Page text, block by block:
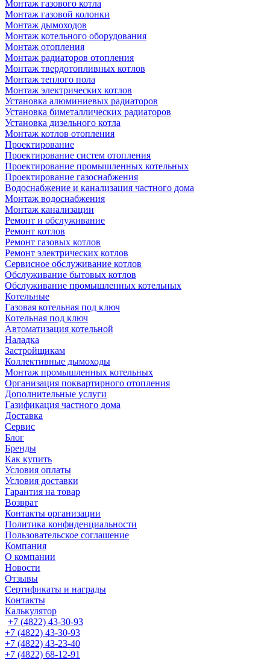
Монтаж газового котла
Монтаж газовой колонки
Монтаж дымоходов
Монтаж котельного оборудования
Монтаж отопления
Монтаж радиаторов отопления
Монтаж твердотопливных котлов
Монтаж теплого пола
Монтаж электрических котлов
Установка алюминиевых радиаторов
Установка биметаллических радиаторов
Установка дизельного котла
Монтаж котлов отопления
Проектирование
Проектирование систем отопления
Проектирование промышленных котельных
Проектирование газоснабжения
Водоснабжение и канализация частного дома
Монтаж водоснабжения
Монтаж канализации
Ремонт и обслуживание
Ремонт котлов
Ремонт газовых котлов
Ремонт электрических котлов
Сервисное обслуживание котлов
Обслуживание бытовых котлов
Обслуживание промышленных котельных
Котельные
Газовая котельная под ключ
Котельная под ключ
Автоматизация котельной
Наладка
Застройщикам
Коллективные дымоходы
Монтаж промышленных котельных
Организация поквартирного отопления
Дополнительные услуги
Газификация частного дома
Доставка
Сервис
Блог
Бренды
Как купить
Условия оплаты
Условия доставки
Гарантия на товар
Возврат
Контакты организации
Политика конфиденциальности
Пользовательское соглашение
Компания
О компании
Новости
Отзывы
Сертификаты и награды
Контакты
Калькулятор
+7 (4822) 43-30-93
+7 (4822) 43-30-93
+7 (4822) 43-23-40
+7 (4822) 68-12-91